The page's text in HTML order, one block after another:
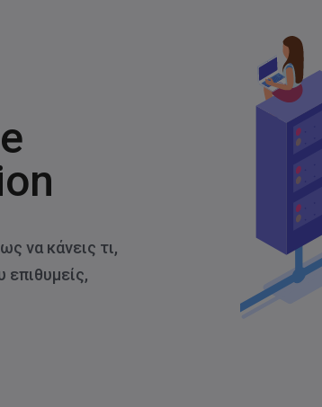
να κάνεις τι,